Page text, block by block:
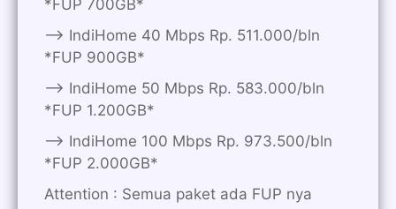
*FUP 700GB*
——> IndiHome 40 Mbps Rp. 511.000/bln
*FUP 900GB*
——> IndiHome 50 Mbps Rp. 583.000/bln
*FUP 1.200GB*
——> IndiHome 100 Mbps Rp. 973.500/bln
*FUP 2.000GB*
Attention : Semua paket ada FUP nya